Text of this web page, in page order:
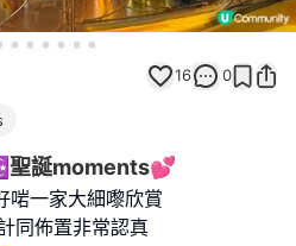
16 0
聖誕moments💕
啱一家大細嚟欣賞
同佈置非常認真